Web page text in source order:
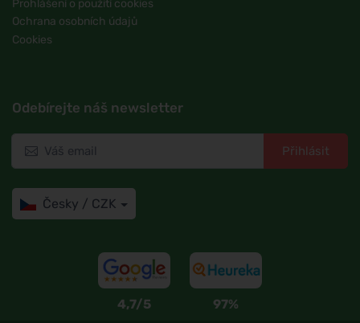
Prohlášení o použití cookies
Ochrana osobních údajů
Cookies
Odebírejte náš newsletter
Přihlásit
Česky / CZK
4,7/5 97%